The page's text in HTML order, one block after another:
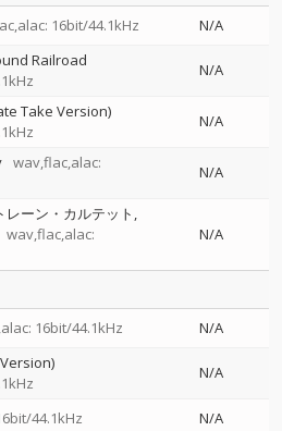
16bit/44.1kHz N/A
Railroad
N/A
Take Version)
N/A
wav,flac,alac:
N/A
レーン・カルテット
wav,flac,alac:
N/A
16bit/44.1kHz N/A
N/A
44.1kHz N/A